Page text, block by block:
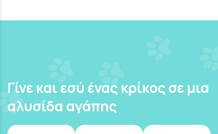
Γίνε και εσύ ένας κρίκος σε μια
αλυσίδα αγάπης